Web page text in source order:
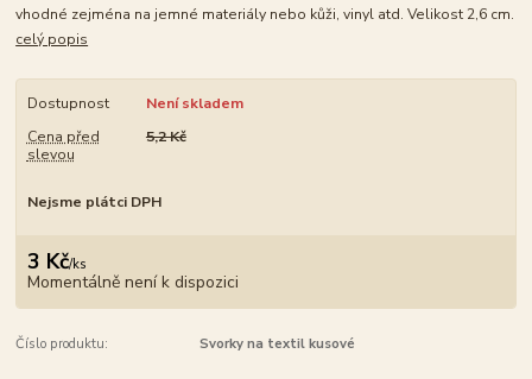
vhodné zejména na jemné materiály nebo kůži, vinyl atd. Velikost 2,6 cm.
celý popis
Dostupnost
Není skladem
Cena před
slevou
5,2 Kč
Nejsme plátci DPH
3 Kč/ks
Momentálně není k dispozici
Číslo produktu: Svorky na textil kusové